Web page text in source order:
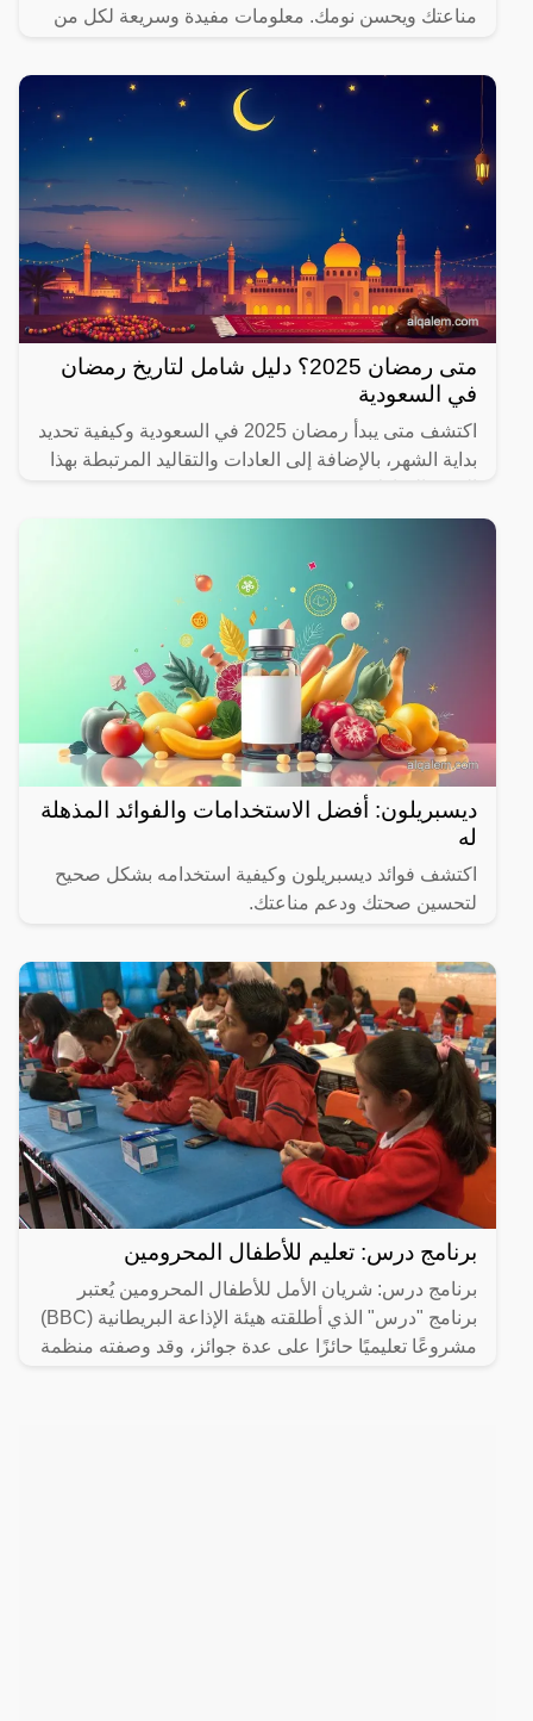
مناعتك ويحسن نومك. معلومات مفيدة وسريعة لكل من
متى رمضان 2025؟ دليل شامل لتاريخ رمضان
في السعودية
اكتشف متى يبدأ رمضان 2025 في السعودية وكيفية تحديد
بداية الشهر، بالإضافة إلى العادات والتقاليد المرتبطة بهذا
ديسبريلون: أفضل الاستخدامات والفوائد المذهلة
له
اكتشف فوائد ديسبريلون وكيفية استخدامه بشكل صحيح
لتحسين صحتك ودعم مناعتك.
برنامج درس: تعليم للأطفال المحرومين
برنامج درس: شريان الأمل للأطفال المحرومين يُعتبر
برنامج "درس" الذي أطلقته هيئة الإذاعة البريطانية (BBC)
مشروعًا تعليميًا حائزًا على عدة جوائز، وقد وصفته منظمة